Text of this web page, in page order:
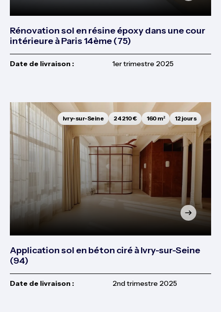
Rénovation sol en résine époxy dans une cour
intérieure à Paris 14ème (75)
Date de livraison : 1er trimestre 2025
Ivry-sur-Seine 24 210 € 160 m² 12 jours
Application sol en béton ciré à Ivry-sur-Seine
(94)
Date de livraison : 2nd trimestre 2025